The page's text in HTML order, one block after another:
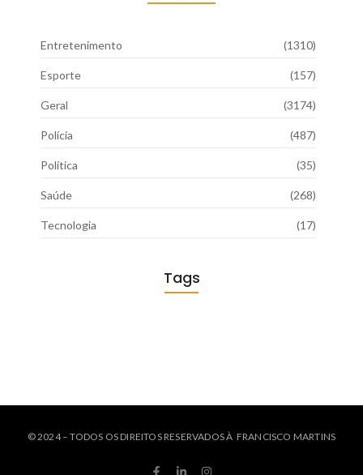
Entretenimento (1310)
Esporte (157)
Geral (3174)
Polícia (487)
Política (35)
Saúde (268)
Tecnologia (17)
Tags
© 2024 – TODOS OS DIREITOS RESERVADOS À FRANCISCO MARTINS